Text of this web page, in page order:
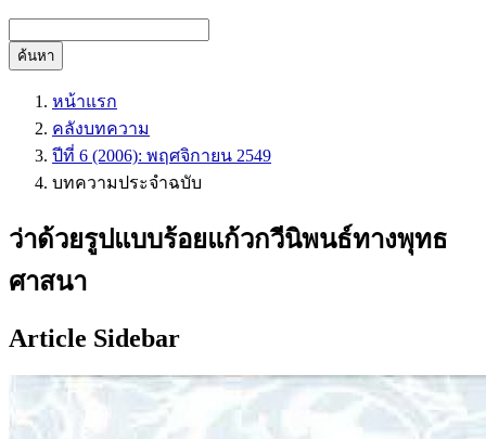
ค้นหา
หน้าแรก
คลังบทความ
ปีที่ 6 (2006): พฤศจิกายน 2549
บทความประจำฉบับ
ว่าด้วยรูปแบบร้อยแก้วกวีนิพนธ์ทางพุทธ
ศาสนา
Article Sidebar